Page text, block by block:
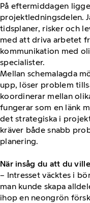
På eftermiddagen
projektledningsdelen.
tidsplaner, risker och
med att driva arbetet
kommunikation med
specialister.
Mellan schemalagda
upp, löser problem
koordinerar mellan
fungerar som en länk
det strategiska i
kräver både snabb
planering.
När insåg du att du
– Intresset väcktes i
man kunde skapa
ihop en neongrön